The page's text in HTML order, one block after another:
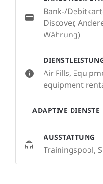
Air Fills,
equipment
ADAPTIVE DIENSTE
AUSSTATTUNG
Trainingspool,
Bank-/
Discover,
Währung)